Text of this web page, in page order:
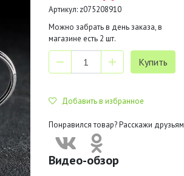
Артикул: z075208910
Можно забрать в день заказа, в
магазине есть 2 шт.
Добавить в избранное
Понравился товар? Расскажи друзьям
Видео-обзор